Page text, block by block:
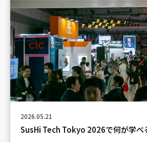
2026.05.21
SusHi Tech Tokyo 2026で何が学べ